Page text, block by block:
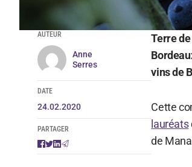
AUTEUR
Anne
Serres
DATE
24.02.2020
PARTAGER
Terre
vins de
Cette
lauréats
de